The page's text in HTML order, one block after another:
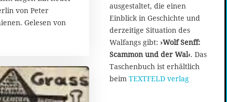
von Peter
Gelesen von
ausgestaltet, die einen
Einblick in Geschichte und
derzeitige Situation des
Walfangs gibt: ›Wolf Senff:
Scammon und der Wal‹. Das
Taschenbuch ist erhältlich
beim TEXTFELD verlag